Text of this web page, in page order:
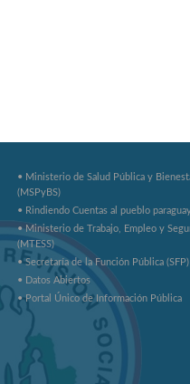
• Ministerio de Salud Pública y
(MSPyBS)
• Rindiendo Cuentas al pueblo
• Ministerio de Trabajo, Empleo y
(MTESS)
• Secretaría de la Función Pública (SFP)
• Datos Abiertos
• Portal Único de Información Pública